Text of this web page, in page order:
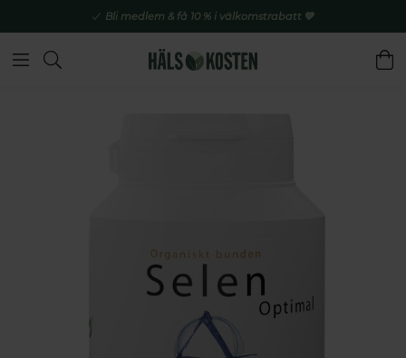
Bli medlem & få 10 % i välkomstrabatt 💚